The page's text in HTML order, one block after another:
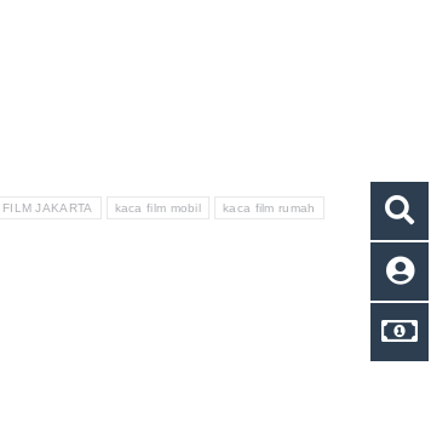
FILM JAKARTA kaca film mobil kaca film rumah